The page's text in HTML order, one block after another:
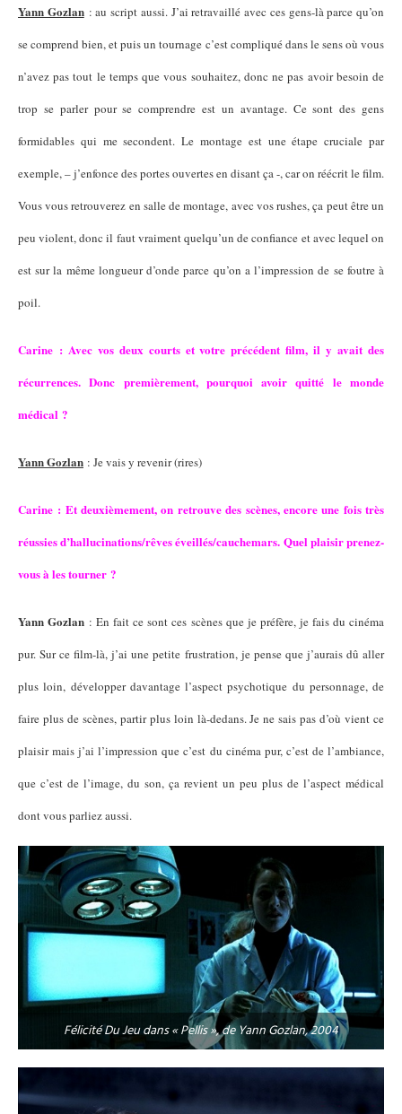
Yann Gozlan: au script aussi. J’ai retravaillé avec ces gens-là parce qu’on
se comprend bien, et puis un tournage c’est compliqué dans le sens où vous
n’avez pas tout le temps que vous souhaitez, donc ne pas avoir besoin de
trop se parler pour se comprendre est un avantage. Ce sont des gens
formidables qui me secondent. Le montage est une étape cruciale par
exemple, – j’enfonce des portes ouvertes en disant ça -, car on réécrit le film.
Vous vous retrouverez en salle de montage, avec vos rushes, ça peut être un
peu violent, donc il faut vraiment quelqu’un de confiance et avec lequel on
est sur la même longueur d’onde parce qu’on a l’impression de se foutre à
poil.
Carine : Avec vos deux courts et votre précédent film, il y avait des
récurrences. Donc premièrement, pourquoi avoir quitté le monde
médical ?
Yann Gozlan : Je vais y revenir (rires)
Carine : Et deuxièmement, on retrouve des scènes, encore une fois très
réussies d’hallucinations/rêves éveillés/cauchemars. Quel plaisir prenez-
vous à les tourner ?
Yann Gozlan : En fait ce sont ces scènes que je préfère, je fais du cinéma
pur. Sur ce film-là, j’ai une petite frustration, je pense que j’aurais dû aller
plus loin, développer davantage l’aspect psychotique du personnage, de
faire plus de scènes, partir plus loin là-dedans. Je ne sais pas d’où vient ce
plaisir mais j’ai l’impression que c’est du cinéma pur, c’est de l’ambiance,
que c’est de l’image, du son, ça revient un peu plus de l’aspect médical
dont vous parliez aussi.
Félicité Du Jeu dans « Pellis », de Yann Gozlan, 2004